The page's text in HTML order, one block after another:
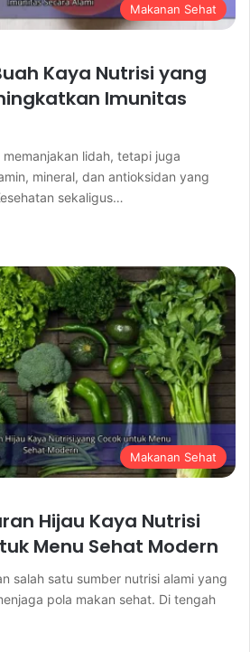
Makanan Sehat
Kaya Nutrisi yang
Imunitas
lidah, tetapi juga
mineral, dan antioksidan yang
sekaligus…
Makanan Sehat
Hijau Kaya Nutrisi
Menu Sehat Modern
salah satu sumber nutrisi alami yang
pola makan sehat. Di tengah